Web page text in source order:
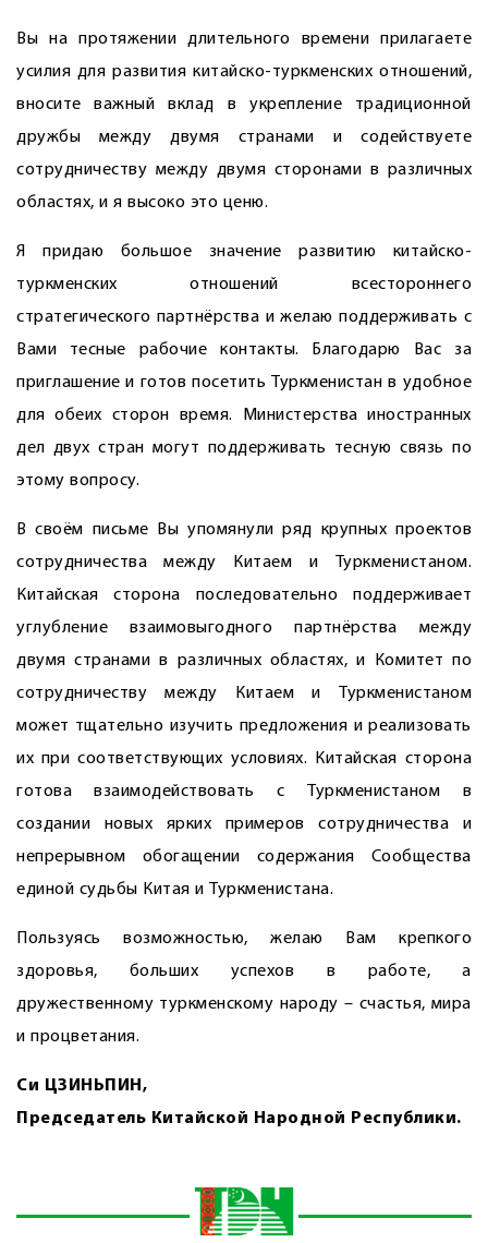
Вы на протяжении длительного времени прилагаете
усилия для развития китайско-туркменских отношений,
вносите важный вклад в укрепление традиционной
дружбы между двумя странами и содействуете
сотрудничеству между двумя сторонами в различных
областях, и я высоко это ценю.
Я придаю большое значение развитию китайско-
туркменских отношений всестороннего
стратегического партнёрства и желаю поддерживать с
Вами тесные рабочие контакты. Благодарю Вас за
приглашение и готов посетить Туркменистан в удобное
для обеих сторон время. Министерства иностранных
дел двух стран могут поддерживать тесную связь по
этому вопросу.
В своём письме Вы упомянули ряд крупных проектов
сотрудничества между Китаем и Туркменистаном.
Китайская сторона последовательно поддерживает
углубление взаимовыгодного партнёрства между
двумя странами в различных областях, и Комитет по
сотрудничеству между Китаем и Туркменистаном
может тщательно изучить предложения и реализовать
их при соответствующих условиях. Китайская сторона
готова взаимодействовать с Туркменистаном в
создании новых ярких примеров сотрудничества и
непрерывном обогащении содержания Сообщества
единой судьбы Китая и Туркменистана.
Пользуясь возможностью, желаю Вам крепкого
здоровья, больших успехов в работе, а
дружественному туркменскому народу – счастья, мира
и процветания.
Си ЦЗИНЬПИН,
Председатель Китайской Народной Республики.